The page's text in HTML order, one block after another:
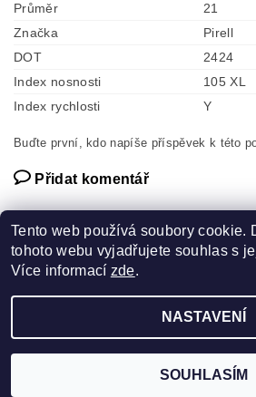
Průměr
21
Značka
Pirell
DOT
2424
Index nosnosti
105 XL
Index rychlosti
Y
Buďte první, kdo napíše příspěvek k této
Přidat komentář
2026 ©Pneuservis SCHUBERT,
Vytvořil Shoptet
Tento web používá soubory cookie.
tohoto webu vyjadřujete souhlas s
Více informací zde.
NASTAVENÍ
SOUHLASÍM